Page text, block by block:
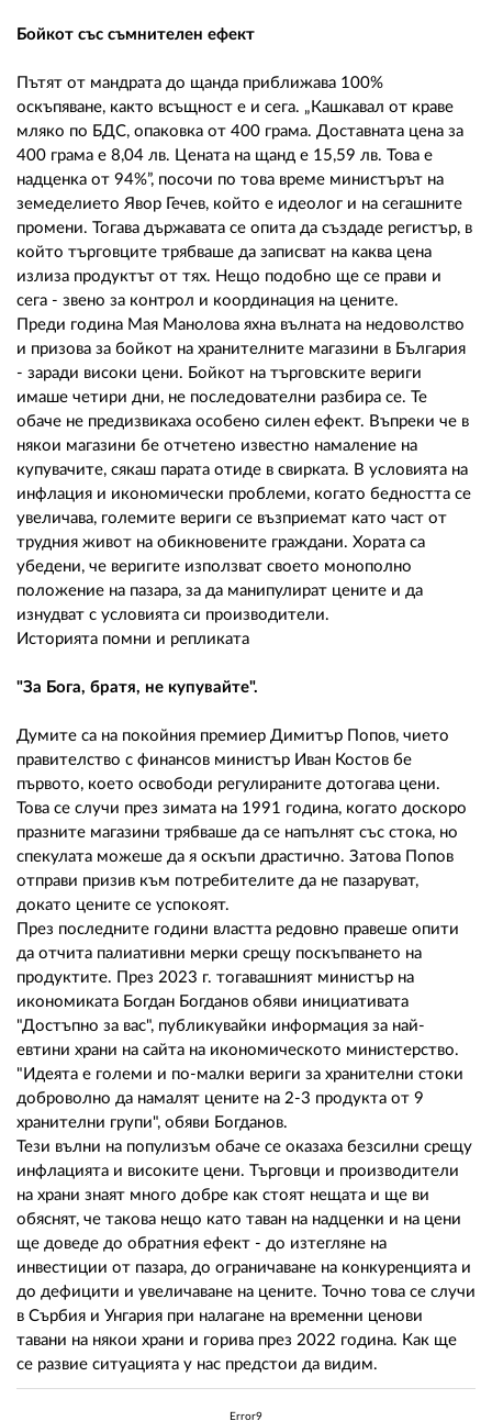
Бойкот със съмнителен ефект
Пътят от мандрата до щанда приближава 100%
оскъпяване, както всъщност е и сега. „Кашкавал от краве
мляко по БДС, опаковка от 400 грама. Доставната цена за
400 грама е 8,04 лв. Цената на щанд е 15,59 лв. Това е
надценка от 94%”, посочи по това време министърът на
земеделието Явор Гечев, който е идеолог и на сегашните
промени. Тогава държавата се опита да създаде регистър, в
който търговците трябваше да записват на каква цена
излиза продуктът от тях. Нещо подобно ще се прави и
сега - звено за контрол и координация на цените.
Преди година Мая Манолова яхна вълната на недоволство
и призова за бойкот на хранителните магазини в България
- заради високи цени. Бойкот на търговските вериги
имаше четири дни, не последователни разбира се. Те
обаче не предизвикаха особено силен ефект. Въпреки че в
някои магазини бе отчетено известно намаление на
купувачите, сякаш парата отиде в свирката. В условията на
инфлация и икономически проблеми, когато бедността се
увеличава, големите вериги се възприемат като част от
трудния живот на обикновените граждани. Хората са
убедени, че веригите използват своето монополно
положение на пазара, за да манипулират цените и да
изнудват с условията си производители.
Историята помни и репликата
"За Бога, братя, не купувайте".
Думите са на покойния премиер Димитър Попов, чието
правителство с финансов министър Иван Костов бе
първото, което освободи регулираните дотогава цени.
Това се случи през зимата на 1991 година, когато доскоро
празните магазини трябваше да се напълнят със стока, но
спекулата можеше да я оскъпи драстично. Затова Попов
отправи призив към потребителите да не пазаруват,
докато цените се успокоят.
През последните години властта редовно правеше опити
да отчита палиативни мерки срещу поскъпването на
продуктите. През 2023 г. тогавашният министър на
икономиката Богдан Богданов обяви инициативата
"Достъпно за вас", публикувайки информация за най-
евтини храни на сайта на икономическото министерство.
"Идеята е големи и по-малки вериги за хранителни стоки
доброволно да намалят цените на 2-3 продукта от 9
хранителни групи", обяви Богданов.
Тези вълни на популизъм обаче се оказаха безсилни срещу
инфлацията и високите цени. Търговци и производители
на храни знаят много добре как стоят нещата и ще ви
обяснят, че такова нещо като таван на надценки и на цени
ще доведе до обратния ефект - до изтегляне на
инвестиции от пазара, до ограничаване на конкуренцията и
до дефицити и увеличаване на цените. Точно това се случи
в Сърбия и Унгария при налагане на временни ценови
тавани на някои храни и горива през 2022 година. Как ще
се развие ситуацията у нас предстои да видим.
Error9